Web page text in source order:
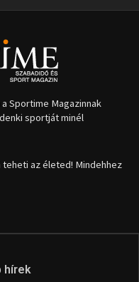
Sportime Magazinnak
sportját minél
az életed! Mindehhez
hírek